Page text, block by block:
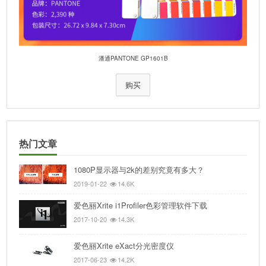
潘通PANTONE GP1601B
购买
热门文章
1080P显示器与2k的差别究竟有多大？
2019-01-22 14.6K
爱色丽Xrite i1Profiler色彩管理软件下载
2017-10-20 14.3K
爱色丽Xrite eXact分光密度仪
2017-06-23 14.2K